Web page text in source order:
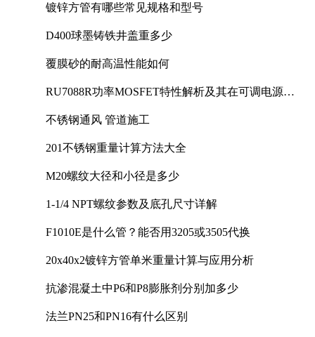
镀锌方管有哪些常见规格和型号
D400球墨铸铁井盖重多少
覆膜砂的耐高温性能如何
RU7088R功率MOSFET特性解析及其在可调电源设
不锈钢通风 管道施工
201不锈钢重量计算方法大全
M20螺纹大径和小径是多少
1-1/4 NPT螺纹参数及底孔尺寸详解
F1010E是什么管？能否用3205或3505代换
20x40x2镀锌方管单米重量计算与应用分析
抗渗混凝土中P6和P8膨胀剂分别加多少
法兰PN25和PN16有什么区别